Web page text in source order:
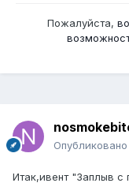
Пожалуйста,
Опубликовано
Итак,ивент "Заплыв с